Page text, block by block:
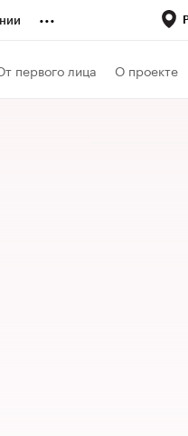
...
первого лица О проекте